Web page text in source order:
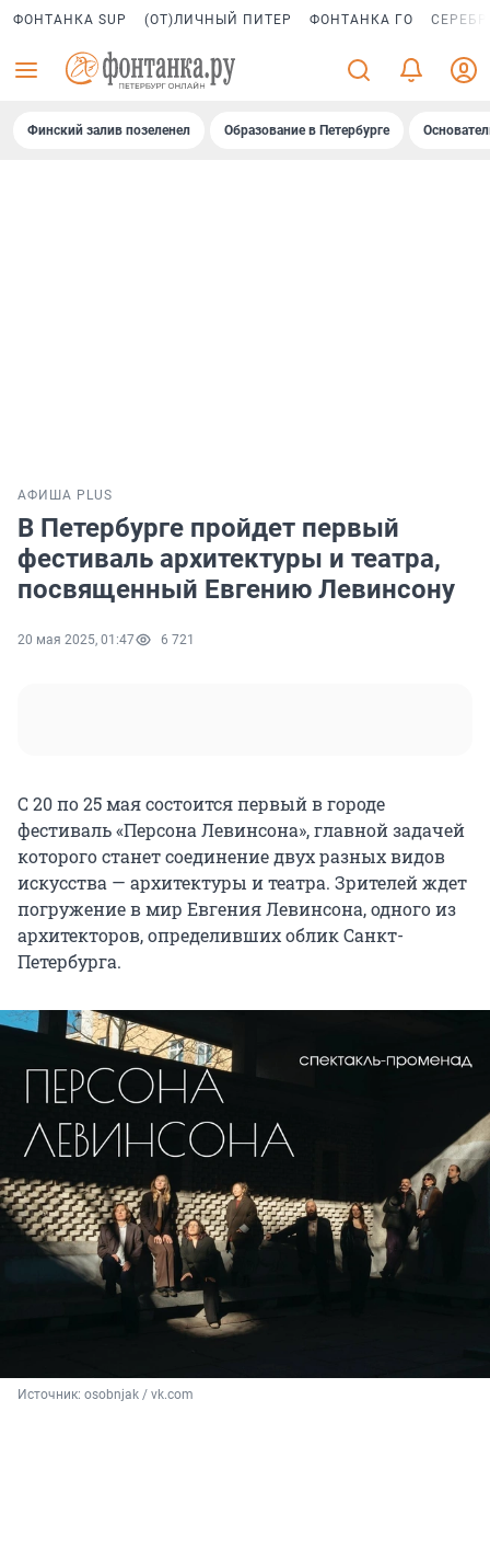
ФОНТАНКА SUP (ОТ)ЛИЧНЫЙ ПИТЕР ФОНТАНКА ГО
Финский залив позеленел Образование в Петербурге
АФИША PLUS
В Петербурге пройдет первый
фестиваль архитектуры и театра,
посвященный Евгению Левинсону
20 мая 2025, 01:47 6 721
С 20 по 25 мая состоится первый в городе
фестиваль «Персона Левинсона», главной задачей
которого станет соединение двух разных видов
искусства — архитектуры и театра. Зрителей ждет
погружение в мир Евгения Левинсона, одного из
архитекторов, определивших облик Санкт-
Петербурга.
Источник: osobnjak / vk.com